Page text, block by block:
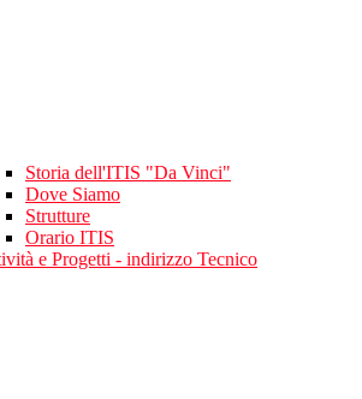
Storia dell'ITIS "Da Vinci"
Dove Siamo
Strutture
Orario ITIS
e Progetti - indirizzo Tecnico